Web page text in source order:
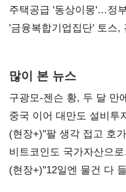
진실 밝혀야"
주택공급 '동상이몽'…정
'금융복합기업집단' 토스,
많이 본 뉴스
구광모-젠슨 황, 두 달 만
중국 이어 대만도 설비투
(현장+)"팔 생각 접고 호
20억 키맞추기
비트코인도 국가자산으
숙제
(현장+)"12일엔 물건 다